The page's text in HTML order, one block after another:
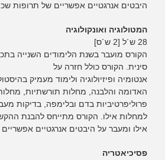
היבטים אנרגטיים אפשריים של תרופות
המטולוגיה ואונקולוגיה
28 ש´ל [2 ש´ס]
הקורס מועבר בשנת הלימודים השנייה
סינית. הקורס כולל חזרה על
אנטומיה ופיזיולוגיה ולימוד מעמיק
האדומה והלבנה, מחלות תורשתיות,
פרוליפרטיביות בדם ובלימפה, בדיקות
למחלות אילו. הקורס מתייחס להבנת
אילו ומעבר על היבטים אנרגטיים
פסיכיאטריה